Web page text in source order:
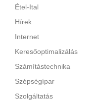
Étel-Ital
Hírek
Internet
Keresőoptimalizálás
Számítástechnika
Szépségípar
Szolgáltatás